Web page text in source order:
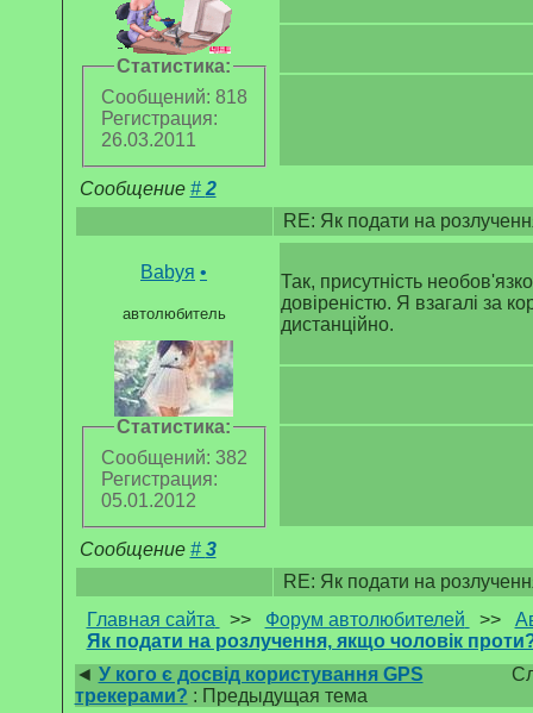
Статистика:
Сообщений: 818
Регистрация:
26.03.2011
Сообщение # 2
RE: Як подати на
Babyя •
автолюбитель
Статистика:
Сообщений: 382
Регистрация:
05.01.2012
Так, присутність
довіреністю. Я взагалі за
дистанційно.
Сообщение # 3
RE: Як подати на
Главная сайта
>> Форум автолюбителей >>
Як подати на розлучення, якщо чоловік
◄ У кого є досвід користування GPS
трекерами? : Предыдущая тема